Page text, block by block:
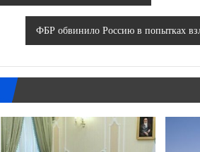
ФБР обвинило Россию в попытках